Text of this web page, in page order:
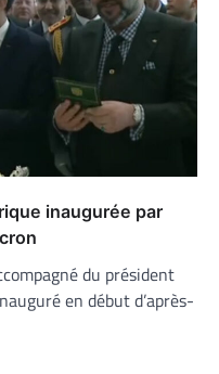
inaugurée par
du président
en début d’après-